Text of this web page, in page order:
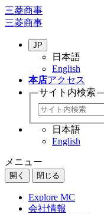
三菱商事
三菱商事
JP
日本語
English
本店アクセス
サイト内検索
日本語
English
メニュー
開く 閉じる
Explore MC
会社情報